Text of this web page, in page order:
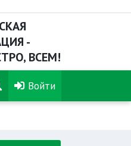
-
ВСЕМ!
Войти